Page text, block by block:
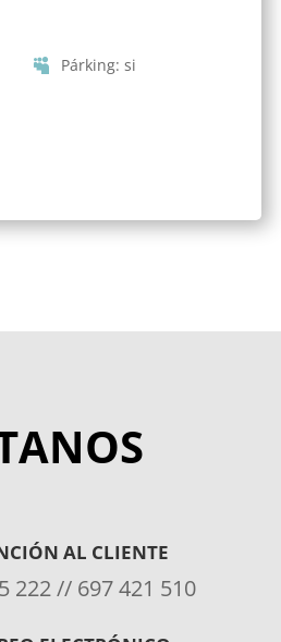
Párking: si
AL CLIENTE
222 // 697 421 510